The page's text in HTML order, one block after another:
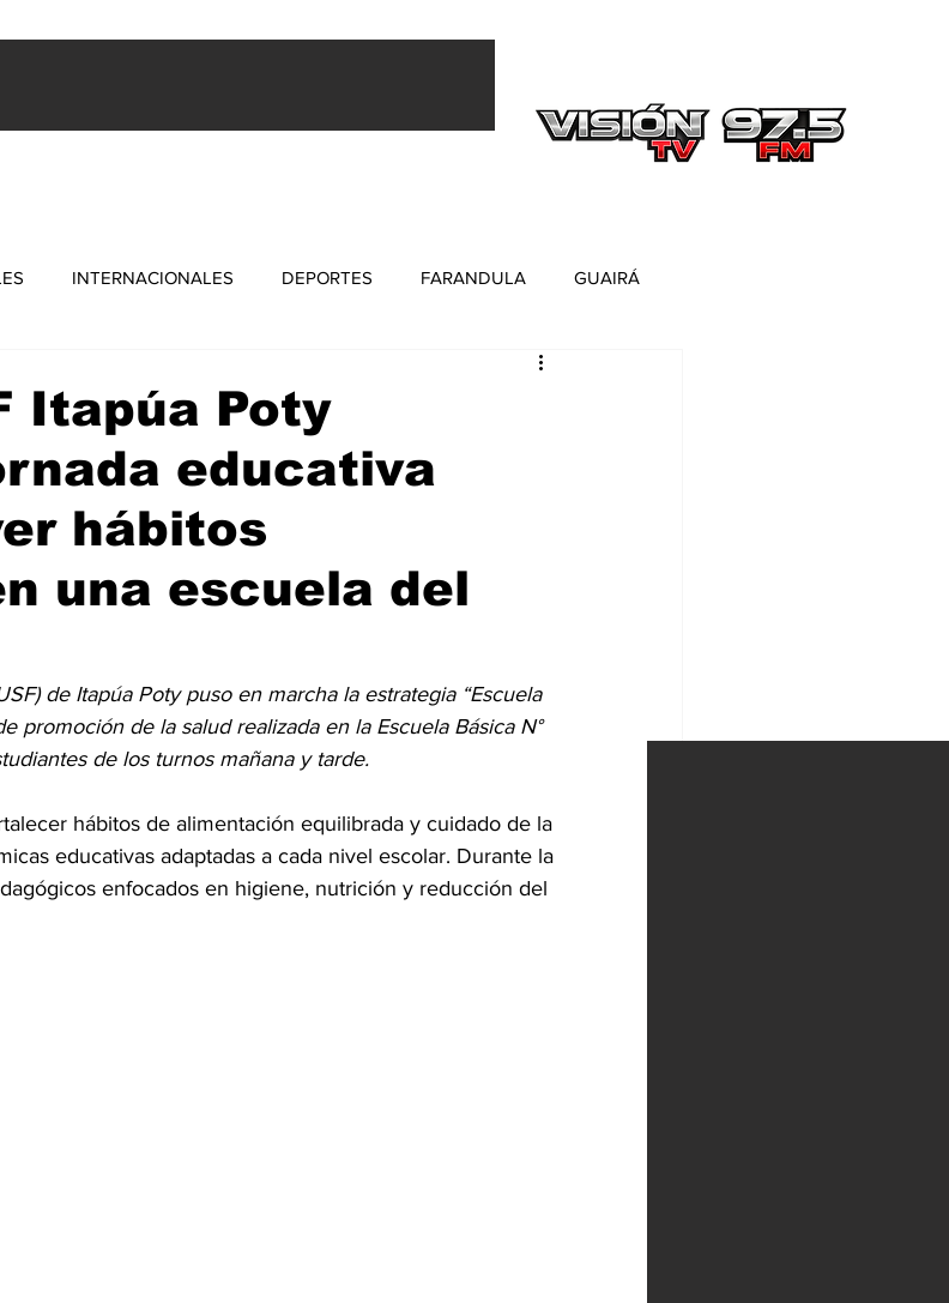
INTERNACIONALES DEPORTES FARANDULA GUAIRÁ
Itapúa Poty
educativa
hábitos
una escuela del
de Itapúa Poty puso en marcha la estrategia “Escuela
promoción de la salud realizada en la Escuela Básica N°
de los turnos mañana y tarde.
hábitos de alimentación equilibrada y cuidado de la
educativas adaptadas a cada nivel escolar. Durante la
enfocados en higiene, nutrición y reducción del